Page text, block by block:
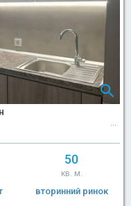
50
кв. м.
вторинний ринок